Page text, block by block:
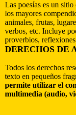
Las poesías es un
los mayores
animales, frutas,
verbos, etc. Incluye
proverbios,
DERECHOS DE
Todos los derechos
texto en pequeños
permite utilizar el
multimedia (audio,